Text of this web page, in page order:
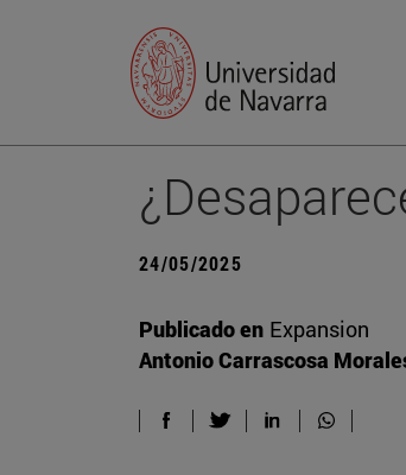
24/05/2025
Publicado en Expansion
Antonio Carrascosa